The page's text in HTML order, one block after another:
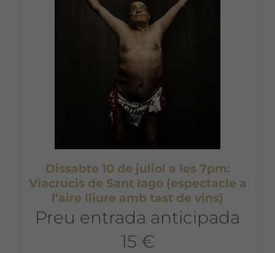
Dissabte 10 de juliol a les 7pm:
Viacrucis de Sant Iago (espectacle a
l’aire lliure amb tast de vins)
Preu entrada anticipada
15 €